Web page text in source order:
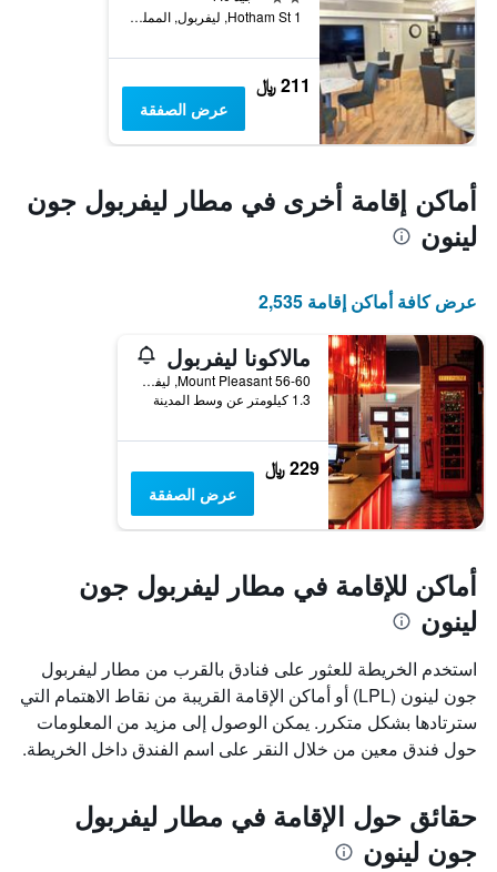
1 Hotham St, ليفربول, المملكة المتحدة
211 ﷼
عرض الصفقة
أماكن إقامة أخرى في مطار ليفربول جون
لينون
عرض كافة أماكن إقامة 2,535
مالاكونا ليفربول
56-60 Mount Pleasant, ليفربول, المملكة المتحدة
1.3 كيلومتر عن وسط المدينة
229 ﷼
عرض الصفقة
أماكن للإقامة في مطار ليفربول جون
لينون
استخدم الخريطة للعثور على فنادق بالقرب من مطار ليفربول
جون لينون (LPL) أو أماكن الإقامة القريبة من نقاط الاهتمام التي
سترتادها بشكل متكرر. يمكن الوصول إلى مزيد من المعلومات
حول فندق معين من خلال النقر على اسم الفندق داخل الخريطة.
حقائق حول الإقامة في مطار ليفربول
جون لينون